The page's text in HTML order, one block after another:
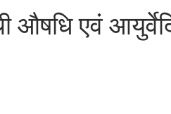
औषधि एवं